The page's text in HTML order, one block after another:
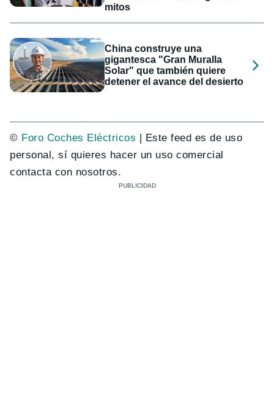
mitos
China construye una
gigantesca "Gran Muralla
Solar" que también quiere
detener el avance del desierto
© Foro Coches Eléctricos | Este feed es de uso
personal, sí quieres hacer un uso comercial
contacta con nosotros.